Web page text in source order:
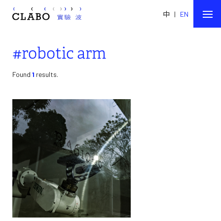
中 | EN
#robotic arm
Found 1 results.